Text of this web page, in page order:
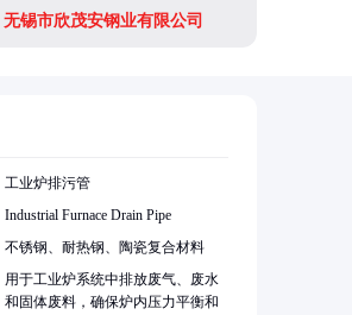
无锡市欣茂安钢业有限公司
工业炉排污管
Industrial Furnace Drain Pipe
不锈钢、耐热钢、陶瓷复合材料
用于工业炉系统中排放废气、废水
和固体废料，确保炉内压力平衡和